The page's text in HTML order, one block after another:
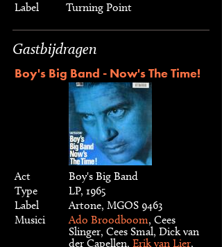
Label
Turning Point
Gastbijdragen
Boy's Big Band - Now's The Time!
Act
Boy's Big Band
Type
LP, 1965
Label
Artone, MGOS 9463
Musici
Ado Broodboom, Cees
Slinger, Cees Smal, Dick van
der Capellen, Erik van Lier,